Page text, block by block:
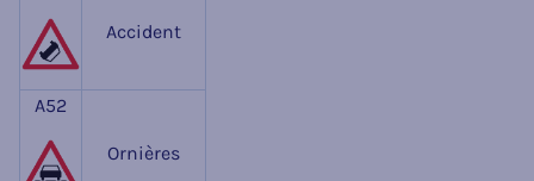
Accident
A52
Ornières